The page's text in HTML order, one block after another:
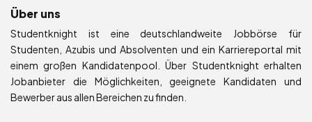
Über uns
Studentknight ist eine deutschlandweite Jobbörse für
Studenten, Azubis und Absolventen und ein Karriereportal mit
einem großen Kandidatenpool. Über Studentknight erhalten
Jobanbieter die Möglichkeiten, geeignete Kandidaten und
Bewerber aus allen Bereichen zu finden.